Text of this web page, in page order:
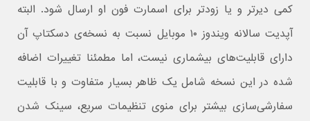
کمی دیرتر و یا زودتر برای اسمارت فون او ارسال شود. البته
آپدیت سالانه ویندوز ۱۰ موبایل نسبت به نسخه‌ی دسکتاپ آن
دارای قابلیت‌های بیشماری نیست، اما مطمئنا تغییرات اضافه
شده در این نسخه شامل یک ظاهر بسیار متفاوت و با قابلیت
سفارشی‌سازی بیشتر برای منوی تنظیمات سریع، سینک شدن